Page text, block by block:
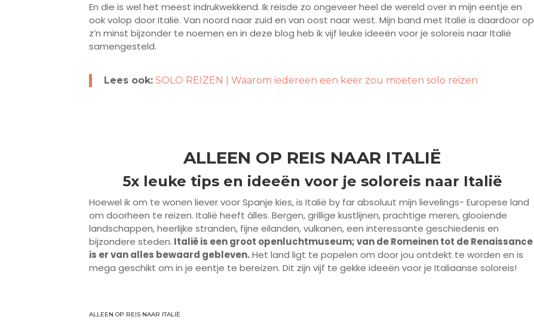
En die is wel het meest indrukwekkend. Ik reisde zo ongeveer heel de wereld over in mijn eentje en
ook volop door Italië. Van noord naar zuid en van oost naar west. Mijn band met Italië is daardoor op
z’n minst bijzonder te noemen en in deze blog heb ik vijf leuke ideeën voor je soloreis naar Italië
samengesteld.
Lees ook: SOLO REIZEN | Waarom iedereen een keer zou moeten solo reizen
ALLEEN OP REIS NAAR ITALIË
5x leuke tips en ideeën voor je soloreis naar Italië
Hoewel ik om te wonen liever voor Spanje kies, is Italië by far absoluut mijn lievelings- Europese land
om doorheen te reizen. Italië heeft álles. Bergen, grillige kustlijnen, prachtige meren, glooiende
landschappen, heerlijke stranden, fijne eilanden, vulkanen, een interessante geschiedenis en
bijzondere steden. Italië is een groot openluchtmuseum; van de Romeinen tot de Renaissance
is er van alles bewaard gebleven.Het land ligt te popelen om door jou ontdekt te worden en is
mega geschikt om in je eentje te bereizen. Dit zijn vijf te gekke ideeën voor je Italiaanse soloreis!
ALLEEN OP REIS NAAR ITALIÈ